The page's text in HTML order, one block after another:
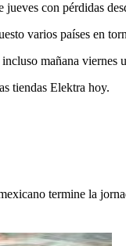
jueves con pérdidas
varios países en
mañana
tiendas Elektra hoy.
termine la